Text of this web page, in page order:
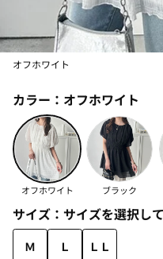
オフホワイト
カラー： オフホワイト
オフホワイト ブラック
サイズ： サイズを選択し
Ｍ Ｌ
ＬＬ